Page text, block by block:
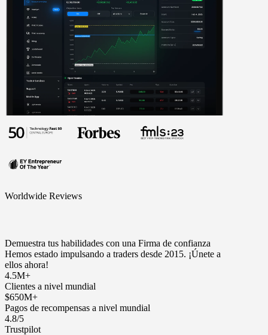
Worldwide Reviews
Demuestra tus habilidades con una Firma de confianza
Hemos estado impulsando a traders desde 2015. ¡Únete a
ellos ahora!
4.5M+
Clientes a nivel mundial
$650M+
Pagos de recompensas a nivel mundial
4.8/5
Trustpilot